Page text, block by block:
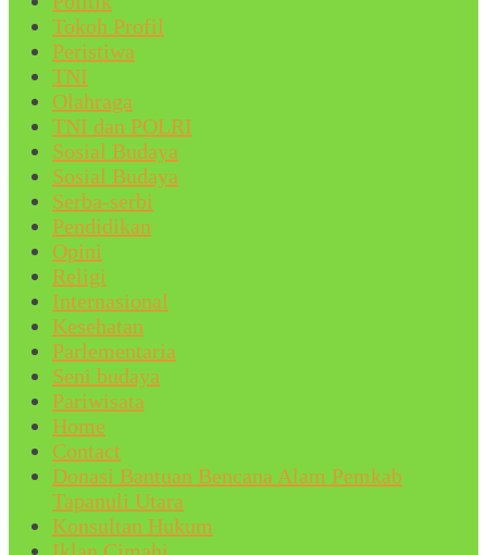
Tokoh Profil
Peristiwa
TNI
Olahraga
TNI dan POLRI
Sosial Budaya
Sosial Budaya
Serba-serbi
Pendidikan
Opini
Religi
Internasional
Kesehatan
Parlementaria
Seni budaya
Pariwisata
Home
Contact
Donasi Bantuan Bencana Alam Pemkab
Tapanuli Utara
Konsultan Hukum